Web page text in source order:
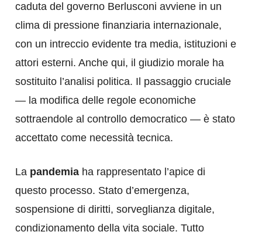
caduta del governo Berlusconi avviene in un
clima di pressione finanziaria internazionale,
con un intreccio evidente tra media, istituzioni e
attori esterni. Anche qui, il giudizio morale ha
sostituito l’analisi politica. Il passaggio cruciale
— la modifica delle regole economiche
sottraendole al controllo democratico — è stato
accettato come necessità tecnica.
La pandemia ha rappresentato l’apice di
questo processo. Stato d’emergenza,
sospensione di diritti, sorveglianza digitale,
condizionamento della vita sociale. Tutto